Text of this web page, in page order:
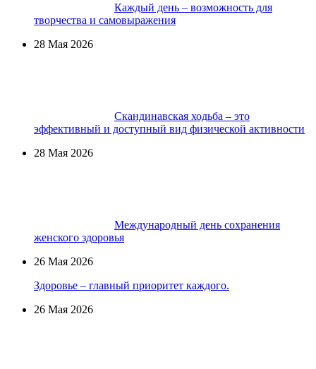
Каждый день – возможность для
творчества и самовыражения
28 Мая 2026
Скандинавская ходьба – это
эффективный и доступный вид физической активности
28 Мая 2026
Международный день сохранения
женского здоровья
26 Мая 2026
Здоровье – главный приоритет каждого.
26 Мая 2026